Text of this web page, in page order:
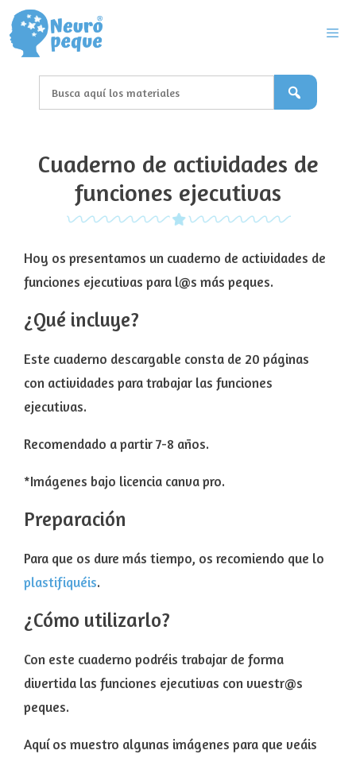
Saltar
al
contenido
Cuaderno de actividades de
funciones ejecutivas
Hoy os presentamos un cuaderno de actividades de
funciones ejecutivas para l@s más peques.
¿Qué incluye?
Este cuaderno descargable consta de 20 páginas
con actividades para trabajar las funciones
ejecutivas.
Recomendado a partir 7-8 años.
*Imágenes bajo licencia canva pro.
Preparación
Para que os dure más tiempo, os recomiendo que lo
plastifiquéis.
¿Cómo utilizarlo?
Con este cuaderno podréis trabajar de forma
divertida las funciones ejecutivas con vuestr@s
peques.
Aquí os muestro algunas imágenes para que veáis